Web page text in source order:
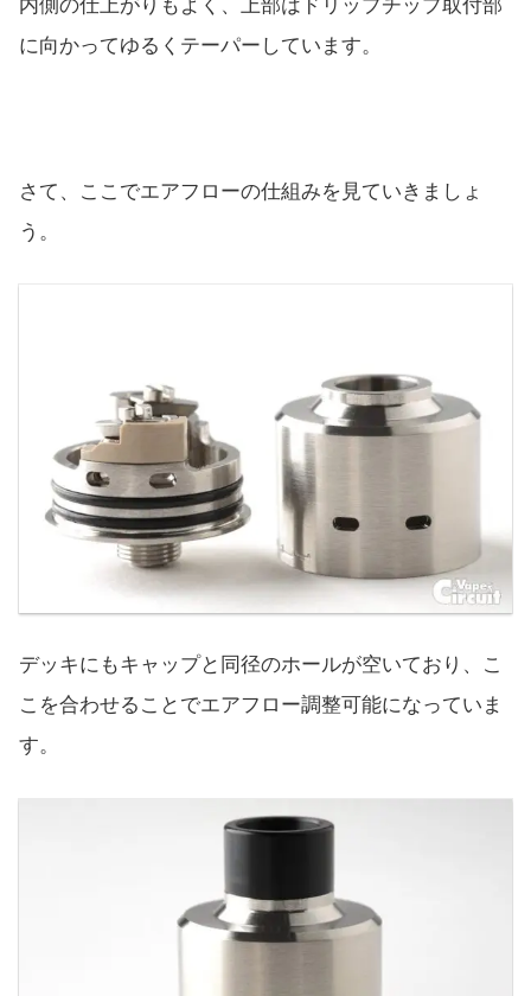
内側の仕上がりもよく、上部はドリップチップ取付部
に向かってゆるくテーパーしています。
さて、ここでエアフローの仕組みを見ていきましょ
う。
デッキにもキャップと同径のホールが空いており、こ
こを合わせることでエアフロー調整可能になっていま
す。